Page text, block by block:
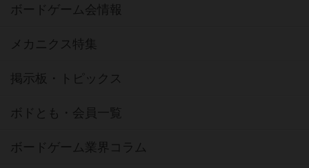
ボードゲーム会情報
メカニクス特集
掲示板・トピックス
ボドとも・会員一覧
ボードゲーム業界コラム